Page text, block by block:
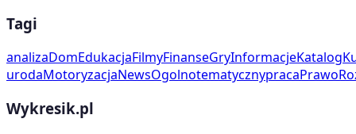
Tagi
analizaDomEdukacjaFilmyFinanseGryInformacjeKatalog
urodaMotoryzacjaNewsOgolnotematycznypracaPrawo
Wykresik.pl